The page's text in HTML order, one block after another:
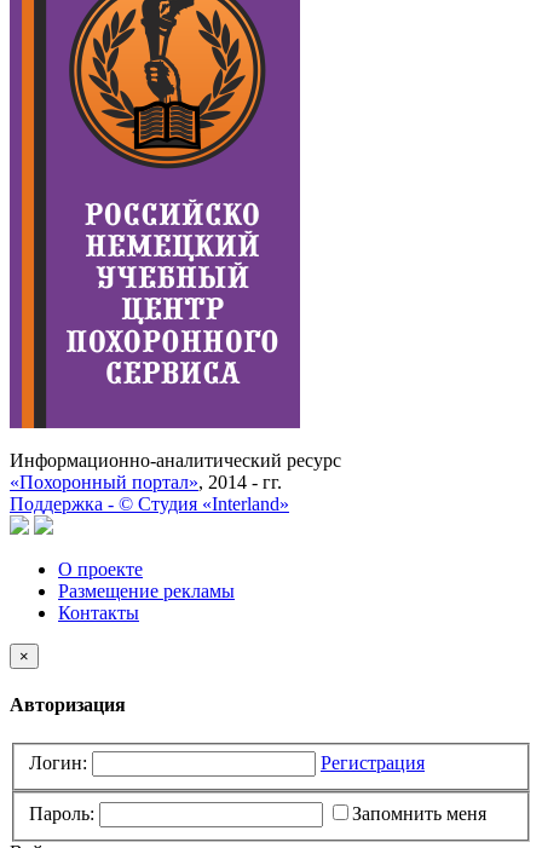
Информационно-аналитический ресурс
«Похоронный портал», 2014 - гг.
Поддержка - © Cтудия «Interland»
О проекте
Размещение рекламы
Контакты
×
Авторизация
Логин: Регистрация
Пароль:
Запомнить меня